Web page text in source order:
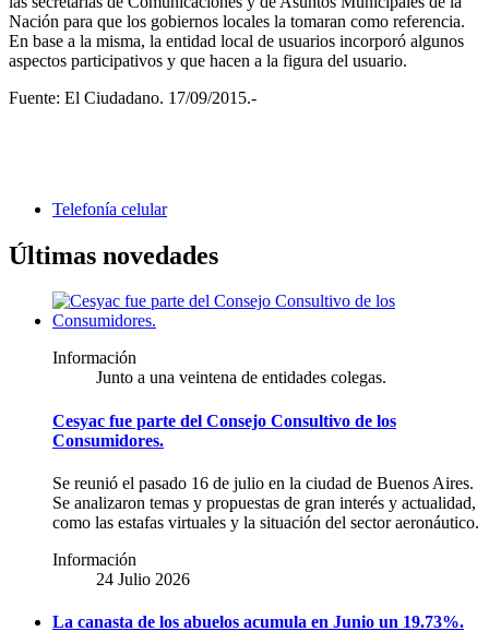
Nación para que los gobiernos locales la tomaran como referencia.
En base a la misma, la entidad local de usuarios incorporó algunos
aspectos participativos y que hacen a la figura del usuario.
Fuente: El Ciudadano. 17/09/2015.-
Telefonía celular
Últimas novedades
Información
Junto a una veintena de entidades colegas.
Cesyac fue parte del Consejo Consultivo de los
Consumidores.
Se reunió el pasado 16 de julio en la ciudad de Buenos Aires.
Se analizaron temas y propuestas de gran interés y actualidad,
como las estafas virtuales y la situación del sector aeronáutico.
Información
24 Julio 2026
La canasta de los abuelos acumula en Junio un 19.73%.